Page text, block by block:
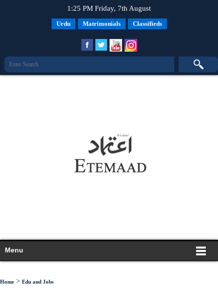
1:25 PM Friday, 7th August
Urdu Matrimonials Classifieds
Menu
Home > Edu and Jobs